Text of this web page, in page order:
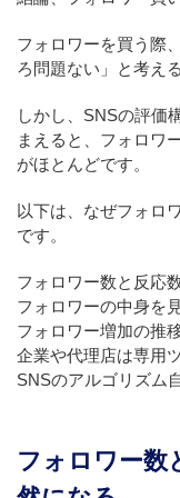
フォロワーを買う際
ろ問題ない」と考え
しかし、SNSの評価
まえると、フォロワ
がほとんどです。
以下は、なぜフォロ
です。
フォロワー数と反応
フォロワーの中身を
フォロワー増加の推
企業や代理店は専用
SNSのアルゴリズム
フォロワー数